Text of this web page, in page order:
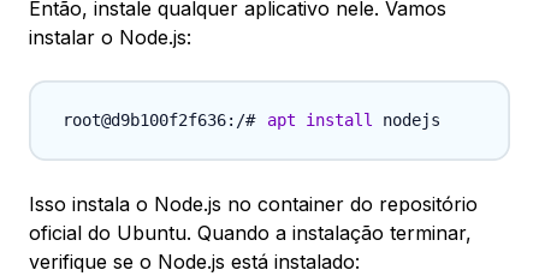
Então, instale qualquer aplicativo nele. Vamos
instalar o Node.js:
apt install
Isso instala o Node.js no container do repositório
oficial do Ubuntu. Quando a instalação terminar,
verifique se o Node.js está instalado: